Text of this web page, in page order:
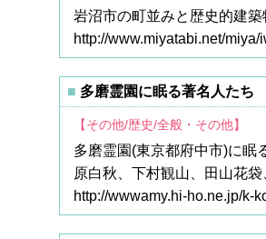
岩沼市の町並みと歴史的建
http://www.miyatabi.net/miya/
多磨霊園に眠る著名人たち
【その他/歴史/全般・その他】
多磨霊園(東京都府中市)に眠
原白秋、下村観山、田山花
http://wwwamy.hi-ho.ne.jp/k-